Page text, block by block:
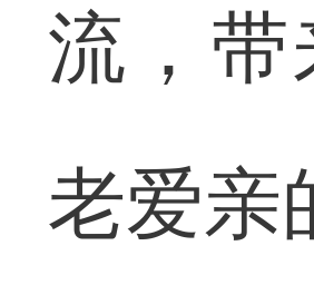
流，
老爱亲